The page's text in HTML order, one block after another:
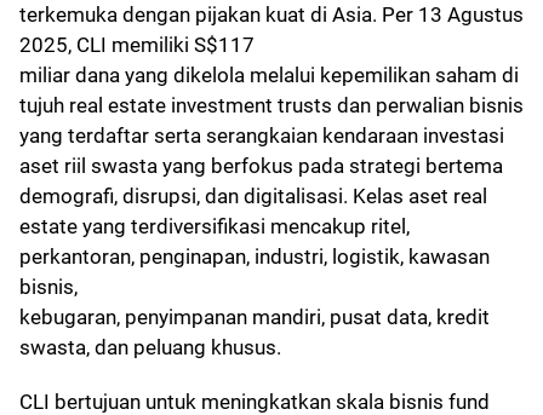
terkemuka dengan pijakan kuat di Asia. Per 13 Agustus
2025, CLI memiliki S$117
miliar dana yang dikelola melalui kepemilikan saham di
tujuh real estate investment trusts dan perwalian bisnis
yang terdaftar serta serangkaian kendaraan investasi
aset riil swasta yang berfokus pada strategi bertema
demografi, disrupsi, dan digitalisasi. Kelas aset real
estate yang terdiversifikasi mencakup ritel,
perkantoran, penginapan, industri, logistik, kawasan
bisnis,
kebugaran, penyimpanan mandiri, pusat data, kredit
swasta, dan peluang khusus.
CLI bertujuan untuk meningkatkan skala bisnis fund